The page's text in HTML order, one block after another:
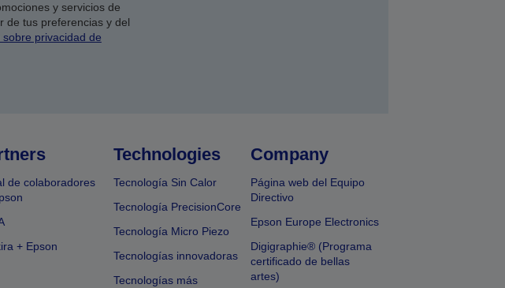
y servicios de
de tus preferencias y del
privacidad de
de colaboradores
+ Epson
Technologies
Tecnología Sin Calor
Tecnología PrecisionCore
Tecnología Micro Piezo
Tecnologías innovadoras
Tecnologías más
Company
Página web del Equipo
Directivo
Epson Europe Electronics
Digigraphie® (Programa
certificado de bellas
artes)